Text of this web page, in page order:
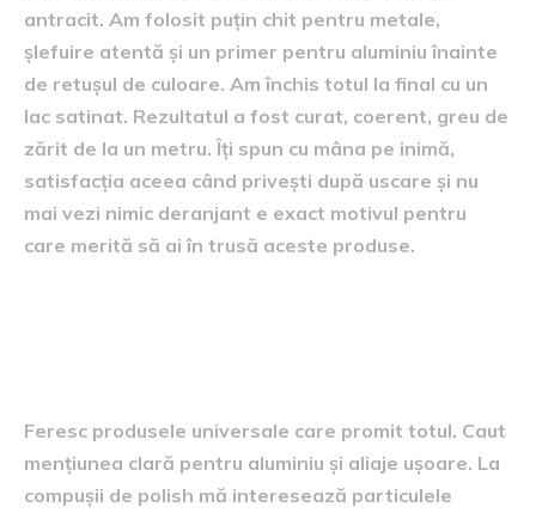
antracit. Am folosit puțin chit pentru metale,
șlefuire atentă și un primer pentru aluminiu înainte
de retușul de culoare. Am închis totul la final cu un
lac satinat. Rezultatul a fost curat, coerent, greu de
zărit de la un metru. Îți spun cu mâna pe inimă,
satisfacția aceea când privești după uscare și nu
mai vezi nimic deranjant e exact motivul pentru
care merită să ai în trusă aceste produse.
Feresc produsele universale care promit totul. Caut
mențiunea clară pentru aluminiu și aliaje ușoare. La
compușii de polish mă interesează particulele